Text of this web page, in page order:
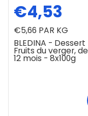
BLEDINA -
Fruits du verger,
12 mois - 8x100g
€4,53
€5,66 PAR KG